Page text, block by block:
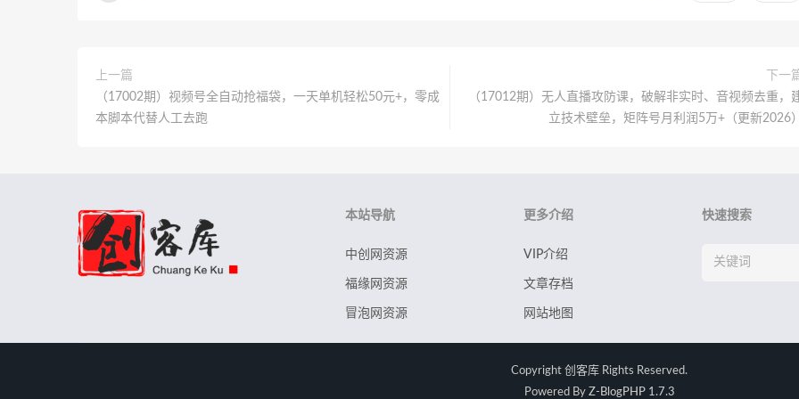
上一篇
（17002期）视频号全自动抢福袋，一天单机轻松50元+，零成
本脚本代替人工去跑
下一
（17012期）无人直播攻防课，破解非实时、音视频去重，
立技术壁垒，矩阵号月利润5万+（更新2026）
本站导航
中创网资源
福缘网资源
冒泡网资源
更多介绍
VIP介绍
文章存档
网站地图
快速搜索
Copyright 创客库 Rights Reserved.
Powered By Z-BlogPHP 1.7.3